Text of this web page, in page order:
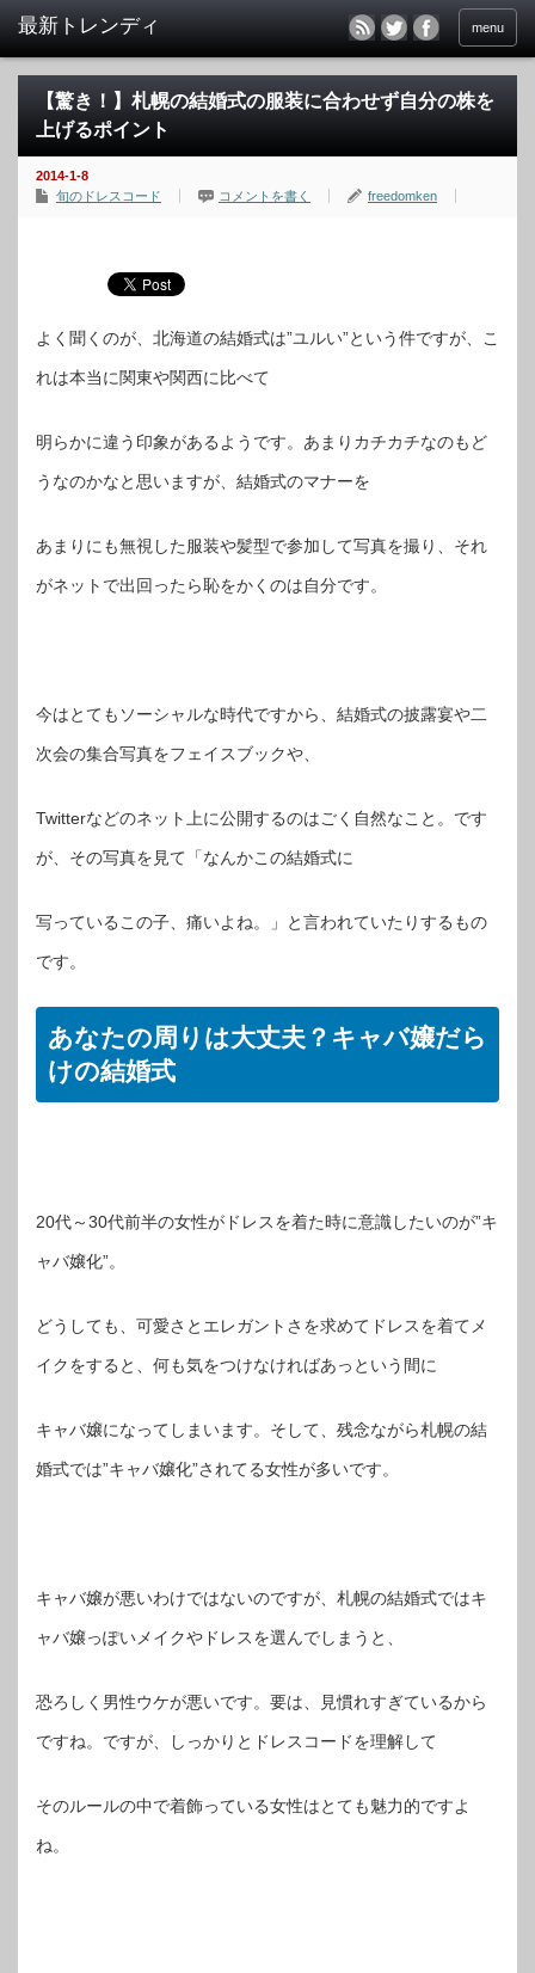
menu
【驚き！】札幌の結婚式の服装に合わせず自分の株を
上げるポイント
2014-1-8
旬のドレスコード
コメントを書く freedomken
よく聞くのが、北海道の結婚式は”ユルい”という件ですが、こ
れは本当に関東や関西に比べて
明らかに違う印象があるようです。あまりカチカチなのもど
うなのかなと思いますが、結婚式のマナーを
あまりにも無視した服装や髪型で参加して写真を撮り、それ
がネットで出回ったら恥をかくのは自分です。
今はとてもソーシャルな時代ですから、結婚式の披露宴や二
次会の集合写真をフェイスブックや、
Twitterなどのネット上に公開するのはごく自然なこと。です
が、その写真を見て「なんかこの結婚式に
写っているこの子、痛いよね。」と言われていたりするもの
です。
あなたの周りは大丈夫？キャバ嬢だら
けの結婚式
20代～30代前半の女性がドレスを着た時に意識したいのが”キ
ャバ嬢化”。
どうしても、可愛さとエレガントさを求めてドレスを着てメ
イクをすると、何も気をつけなければあっという間に
キャバ嬢になってしまいます。そして、残念ながら札幌の結
婚式では”キャバ嬢化”されてる女性が多いです。
キャバ嬢が悪いわけではないのですが、札幌の結婚式ではキ
ャバ嬢っぽいメイクやドレスを選んでしまうと、
恐ろしく男性ウケが悪いです。要は、見慣れすぎているから
ですね。ですが、しっかりとドレスコードを理解して
そのルールの中で着飾っている女性はとても魅力的ですよ
ね。